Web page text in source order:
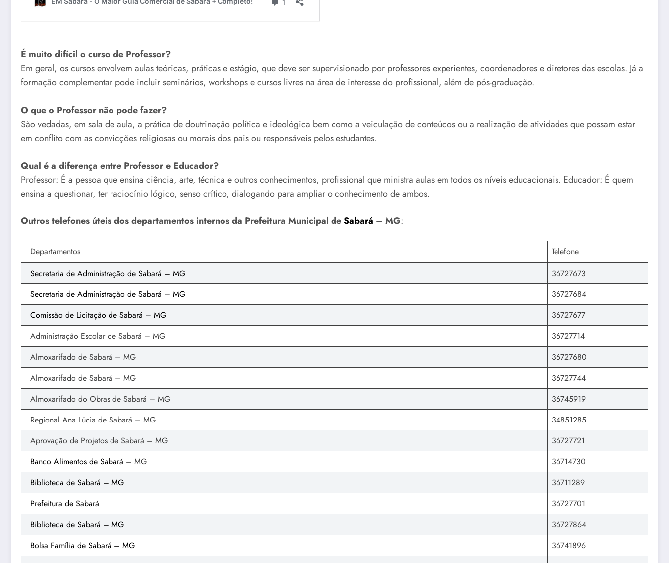
É muito difícil o curso de Professor?
Em geral, os cursos envolvem aulas teóricas, práticas e estágio, que deve ser supervisionado por professores experientes, coordenadores e diretores das escolas. Já a
formação complementar pode incluir seminários, workshops e cursos livres na área de interesse do profissional, além de pós-graduação.
O que o Professor não pode fazer?
São vedadas, em sala de aula, a prática de doutrinação política e ideológica bem como a veiculação de conteúdos ou a realização de atividades que possam estar
em conflito com as convicções religiosas ou morais dos pais ou responsáveis pelos estudantes.
Qual é a diferença entre Professor e Educador?
Professor: É a pessoa que ensina ciência, arte, técnica e outros conhecimentos, profissional que ministra aulas em todos os níveis educacionais. Educador: É quem
ensina a questionar, ter raciocínio lógico, senso crítico, dialogando para ampliar o conhecimento de ambos.
Outros telefones úteis dos departamentos internos da Prefeitura Municipal deSabará – MG:
Departamentos
Telefone
Secretaria de Administração de Sabará – MG
36727673
Secretaria de Administração de Sabará – MG
36727684
Comissão de Licitação de Sabará – MG
36727677
Administração Escolar de Sabará – MG
36727714
Almoxarifado de Sabará – MG
36727680
Almoxarifado de Sabará – MG
36727744
Almoxarifado do Obras de Sabará – MG
36745919
Regional Ana Lúcia de Sabará – MG
34851285
Aprovação de Projetos de Sabará – MG
36727721
Banco Alimentos de Sabará – MG
36714730
Biblioteca de Sabará – MG
36711289
Prefeitura de Sabará
36727701
Biblioteca de Sabará – MG
36727864
Bolsa Família de Sabará – MG
36741896